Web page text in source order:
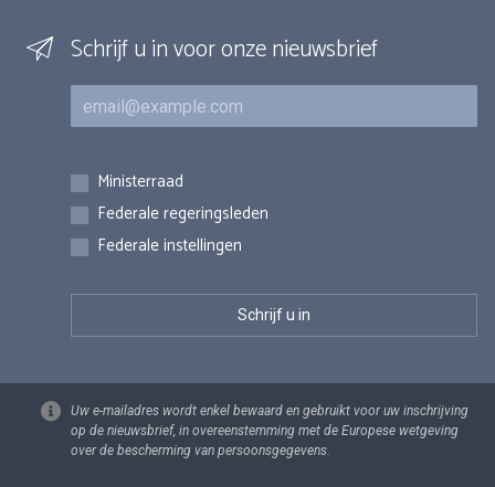
Schrijf u in voor onze nieuwsbrief
E-mail
Inschrijvingen
Ministerraad
Federale regeringsleden
Federale instellingen
Uw e-mailadres wordt enkel bewaard en gebruikt voor uw inschrijving
op de nieuwsbrief, in overeenstemming met de Europese wetgeving
over de bescherming van persoonsgegevens.